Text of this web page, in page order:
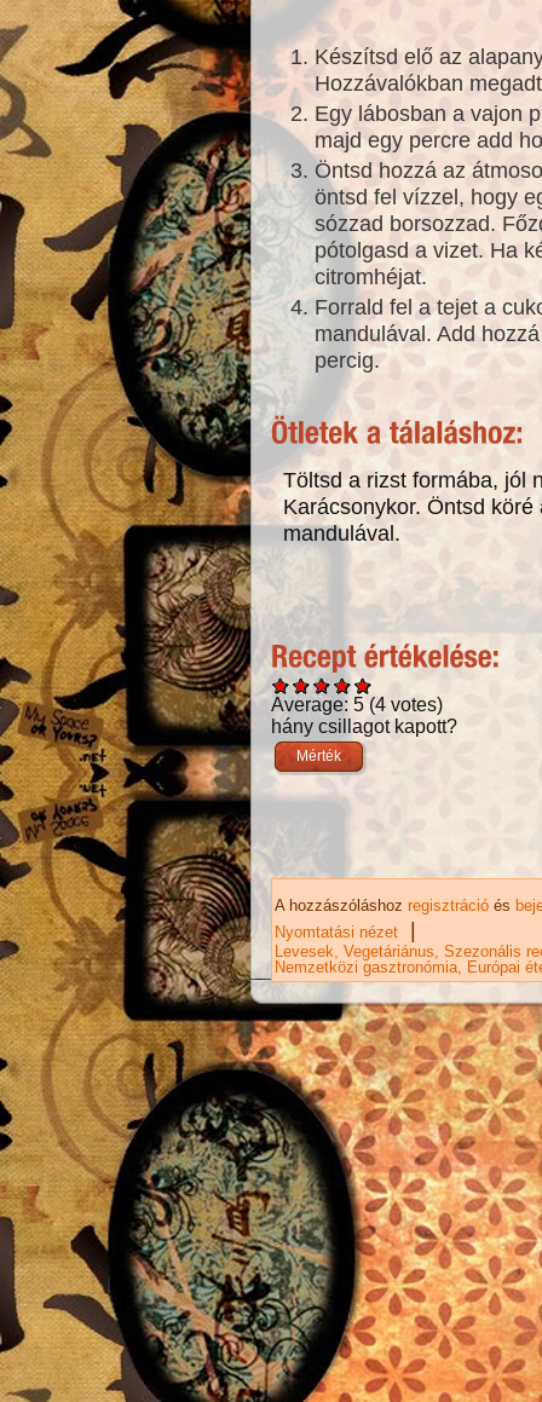
Készítsd elő az
Hozzávalókban
Egy lábosban a vajon
majd egy percre add
Öntsd hozzá az
öntsd fel vízzel, hogy
sózzad borsozzad.
pótolgasd a vizet. Ha
citromhéjat.
Forrald fel a tejet a
mandulával. Add
percig.
Töltsd a rizst formába, jól
Karácsonykor. Öntsd
mandulával.
Average: 5 (4 votes)
hány csillagot kapott?
A hozzászóláshoz regisztráció és
Nyomtatási nézet
|
Levesek Vegetáriánus Szezonális
Nemzetközi gasztronómia Európai